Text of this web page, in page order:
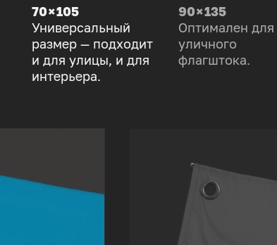
70 × 105
Универсальный
размер — подходит
и для улицы, и для
интерьера.
90 × 135
Оптимален для
уличного
флагштока.